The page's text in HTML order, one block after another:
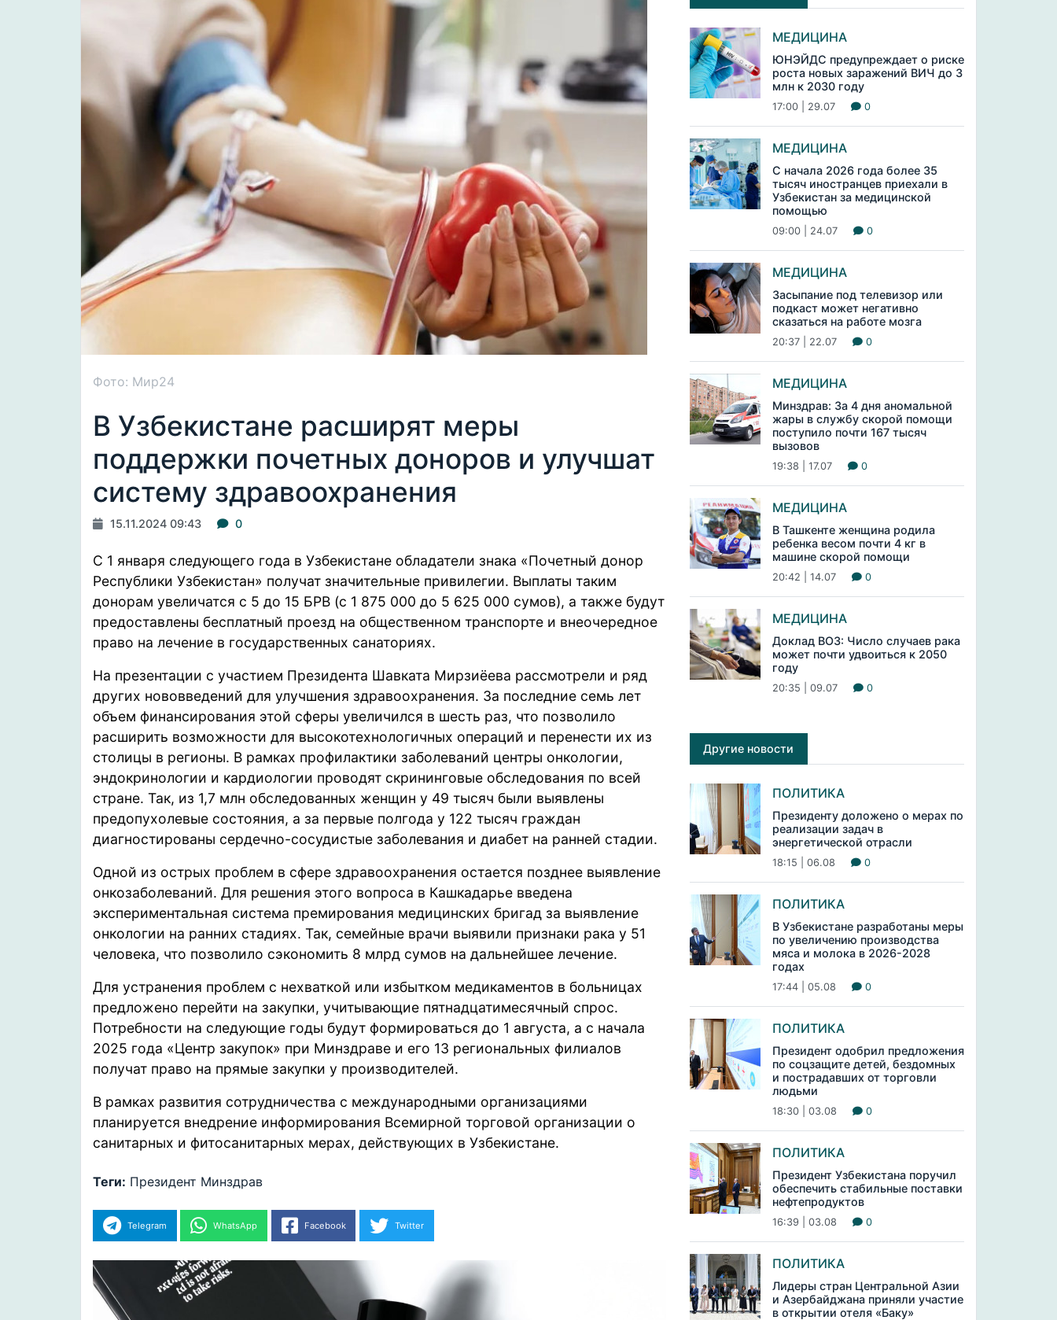
Фото: Мир24
В Узбекистане расширят меры
поддержки почетных доноров и улучшат
систему здравоохранения
15.11.2024 09:43 0
С 1 января следующего года в Узбекистане обладатели знака «Почетный донор
Республики Узбекистан» получат значительные привилегии. Выплаты таким
донорам увеличатся с 5 до 15 БРВ (с 1 875 000 до 5 625 000 сумов), а также будут
предоставлены бесплатный проезд на общественном транспорте и внеочередное
право на лечение в государственных санаториях.
На презентации с участием Президента Шавката Мирзиёева рассмотрели и ряд
других нововведений для улучшения здравоохранения. За последние семь лет
объем финансирования этой сферы увеличился в шесть раз, что позволило
расширить возможности для высокотехнологичных операций и перенести их из
столицы в регионы. В рамках профилактики заболеваний центры онкологии,
эндокринологии и кардиологии проводят скрининговые обследования по всей
стране. Так, из 1,7 млн обследованных женщин у 49 тысяч были выявлены
предопухолевые состояния, а за первые полгода у 122 тысяч граждан
диагностированы сердечно-сосудистые заболевания и диабет на ранней стадии.
Одной из острых проблем в сфере здравоохранения остается позднее выявление
онкозаболеваний. Для решения этого вопроса в Кашкадарье введена
экспериментальная система премирования медицинских бригад за выявление
онкологии на ранних стадиях. Так, семейные врачи выявили признаки рака у 51
человека, что позволило сэкономить 8 млрд сумов на дальнейшее лечение.
Для устранения проблем с нехваткой или избытком медикаментов в больницах
предложено перейти на закупки, учитывающие пятнадцатимесячный спрос.
Потребности на следующие годы будут формироваться до 1 августа, а с начала
2025 года «Центр закупок» при Минздраве и его 13 региональных филиалов
получат право на прямые закупки у производителей.
В рамках развития сотрудничества с международными организациями
планируется внедрение информирования Всемирной торговой организации о
санитарных и фитосанитарных мерах, действующих в Узбекистане.
Теги: Президент Минздрав
Telegram WhatsApp Facebook Twitter
МЕДИЦИНА
ЮНЭЙДС предупреждает о риске
роста новых заражений ВИЧ до 3
млн к 2030 году
17:00 | 29.07 0
МЕДИЦИНА
С начала 2026 года более 35
тысяч иностранцев приехали в
Узбекистан за медицинской
помощью
09:00 | 24.07 0
МЕДИЦИНА
Засыпание под телевизор или
подкаст может негативно
сказаться на работе мозга
20:37 | 22.07 0
МЕДИЦИНА
Минздрав: За 4 дня аномальной
жары в службу скорой помощи
поступило почти 167 тысяч
вызовов
19:38 | 17.07 0
МЕДИЦИНА
В Ташкенте женщина родила
ребенка весом почти 4 кг в
машине скорой помощи
20:42 | 14.07 0
МЕДИЦИНА
Доклад ВОЗ: Число случаев рака
может почти удвоиться к 2050
году
20:35 | 09.07 0
Другие новости
ПОЛИТИКА
Президенту доложено о мерах по
реализации задач в
энергетической отрасли
18:15 | 06.08 0
ПОЛИТИКА
В Узбекистане разработаны меры
по увеличению производства
мяса и молока в 2026-2028
годах
17:44 | 05.08 0
ПОЛИТИКА
Президент одобрил предложения
по соцзащите детей, бездомных
и пострадавших от торговли
людьми
18:30 | 03.08 0
ПОЛИТИКА
Президент Узбекистана поручил
обеспечить стабильные поставки
нефтепродуктов
16:39 | 03.08 0
ПОЛИТИКА
Лидеры стран Центральной Азии
и Азербайджана приняли участие
в открытии отеля «Баку»